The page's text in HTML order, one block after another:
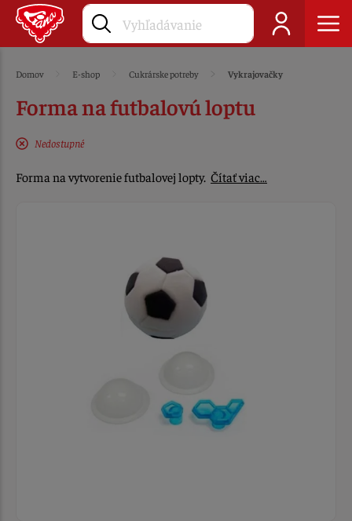
Domov E-shop Cukrárske potreby Vykrajovačky
Forma na futbalovú loptu
Nedostupné
Forma na vytvorenie futbalovej lopty. Čítať viac…